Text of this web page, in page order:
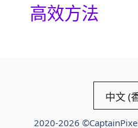
高效方法
language
2020-2026